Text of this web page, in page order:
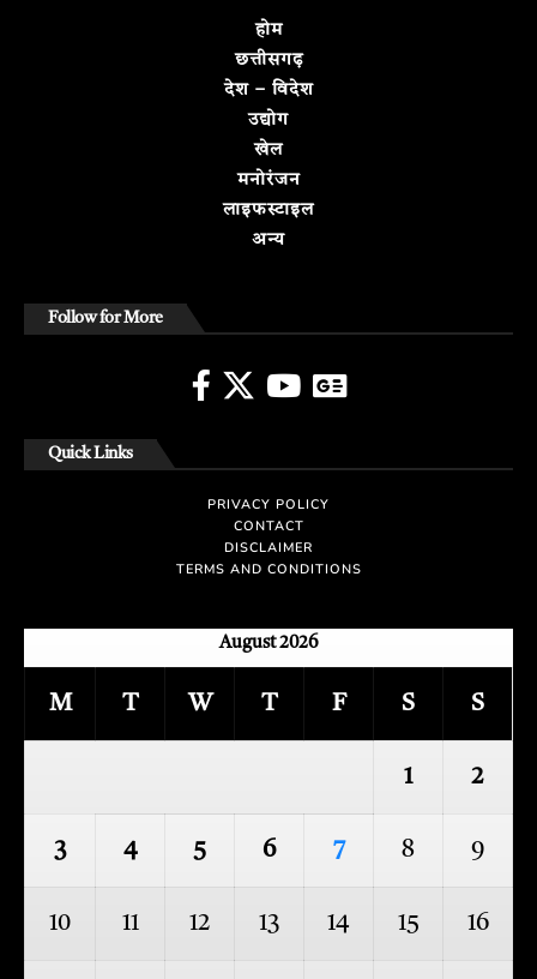
होम
छत्तीसगढ़
देश – विदेश
उद्योग
खेल
मनोरंजन
लाइफस्टाइल
अन्य
Follow for More
Quick Links
PRIVACY POLICY
CONTACT
DISCLAIMER
TERMS AND CONDITIONS
August 2026
M T W T F S S
1 2
3 4 5 6 7 8 9
10 11 12 13 14 15 16